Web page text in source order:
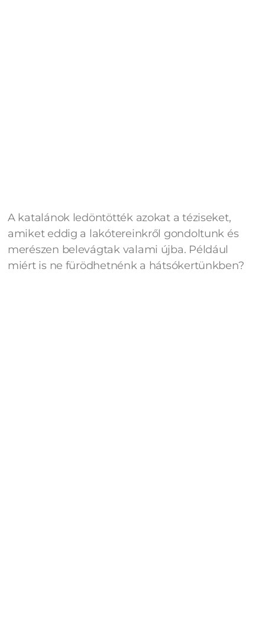
A katalánok ledöntötték azokat a téziseket,
amiket eddig a lakótereinkről gondoltunk és
merészen belevágtak valami újba. Például
miért is ne fürödhetnénk a hátsókertünkben?